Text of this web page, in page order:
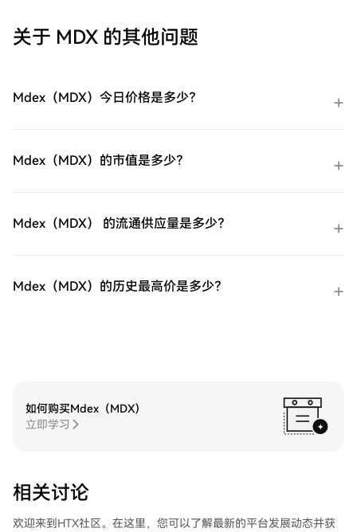
体验无忧的注册过程并解锁所有平台功能。
立即注册第二步：前往买币页面，选择您的
额购买：使用您HTX账户余额中的资金进行
户交易。HTX场外交易台（OTC）购买：为
户钱包中。您也可以通过区块链转账将其发
选择您的交易对，执行您的交易，并实时监
关于 MDX 的其他问题
Mdex（MDX）今日价格是多少？
Mdex（MDX）的市值是多少？
Mdex（MDX） 的流通供应量是多少？
Mdex（MDX）的历史最高价是多少？
如何购买Mdex（MDX）
立即学习
相关讨论
欢迎来到HTX社区。在这里，您可以了解最新的平台发展动态并获